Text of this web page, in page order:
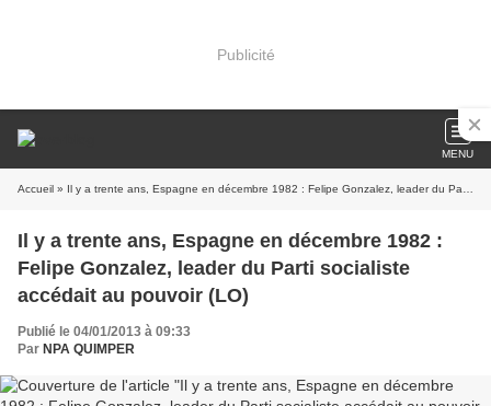
Publicité
MENU
Accueil » Il y a trente ans, Espagne en décembre 1982 : Felipe Gonzalez, leader du Parti socialiste accédait au pouvoir (LO)
Il y a trente ans, Espagne en décembre 1982 :
Felipe Gonzalez, leader du Parti socialiste
accédait au pouvoir (LO)
Publié le 04/01/2013 à 09:33
Par NPA QUIMPER